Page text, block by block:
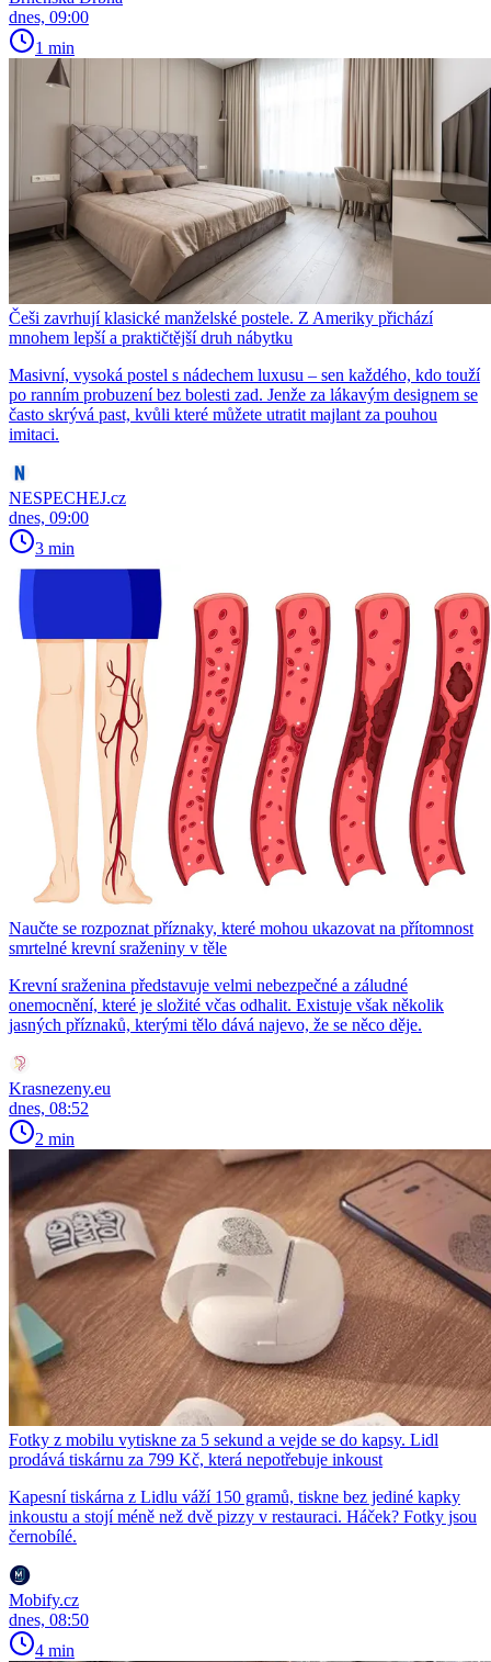
dnes, 09:00
1 min
Češi zavrhují klasické manželské postele. Z Ameriky přichází
mnohem lepší a praktičtější druh nábytku
Masivní, vysoká postel s nádechem luxusu – sen každého, kdo touží
po ranním probuzení bez bolesti zad. Jenže za lákavým designem se
často skrývá past, kvůli které můžete utratit majlant za pouhou
imitaci.
NESPECHEJ.cz
dnes, 09:00
3 min
Naučte se rozpoznat příznaky, které mohou ukazovat na přítomnost
smrtelné krevní sraženiny v těle
Krevní sraženina představuje velmi nebezpečné a záludné
onemocnění, které je složité včas odhalit. Existuje však několik
jasných příznaků, kterými tělo dává najevo, že se něco děje.
Krasnezeny.eu
dnes, 08:52
2 min
Fotky z mobilu vytiskne za 5 sekund a vejde se do kapsy. Lidl
prodává tiskárnu za 799 Kč, která nepotřebuje inkoust
Kapesní tiskárna z Lidlu váží 150 gramů, tiskne bez jediné kapky
inkoustu a stojí méně než dvě pizzy v restauraci. Háček? Fotky jsou
černobílé.
Mobify.cz
dnes, 08:50
4 min